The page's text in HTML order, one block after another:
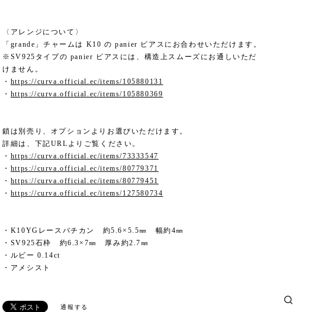
〈アレンジについて〉
「grande」チャームは K10 の panier ピアスにお合わせいただけます。
※SV925タイプの panier ピアスには、構造上スムーズにお通しいただ
けません。
・ https://curva.official.ec/items/105880131
・ https://curva.official.ec/items/105880369
鎖は別売り、オプションよりお選びいただけます。
詳細は、下記URLよりご覧ください。
・ https://curva.official.ec/items/73333547
・ https://curva.official.ec/items/80779371
・ https://curva.official.ec/items/80779451
・ https://curva.official.ec/items/127580734
・K10YGレースバチカン 約5.6×5.5㎜ 幅約4㎜
・SV925石枠 約6.3×7㎜ 厚み約2.7㎜
・ルビー 0.14ct
・アメシスト
通報する